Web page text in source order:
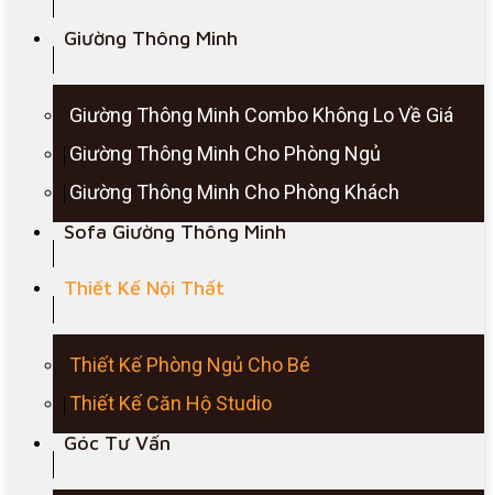
Giường Thông Minh
Giường Thông Minh Combo Không Lo Về Giá
Giường Thông Minh Cho Phòng Ngủ
Giường Thông Minh Cho Phòng Khách
Sofa Giường Thông Minh
Thiết Kế Nội Thất
Thiết Kế Phòng Ngủ Cho Bé
Thiết Kế Căn Hộ Studio
Góc Tư Vấn